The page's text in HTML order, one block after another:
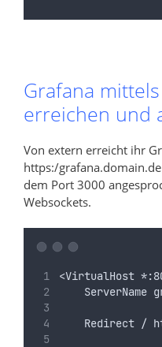
Grafana
erreichen und
Von extern erreicht ihr
https:/
dem Port 3000
Websockets.
<VirtualHost
ServerName
Redirect /